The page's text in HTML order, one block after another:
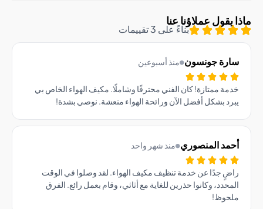
عملاؤنا عنا
بناءً على 3 تقييمات
جونسون منذ أسبوعين
ممتازة! كان الفني محترفًا وشاملًا. مكيف الهواء الخاص بي
بشكل أفضل الآن ورائحة الهواء منعشة. نوصي بشدة!
المنصوري منذ شهر واحد
جدًا عن خدمة تنظيف مكيف الهواء. لقد وصلوا في الوقت
وكانوا حذرين للغاية مع أثاثي، وقام بعمل رائع. الفرق